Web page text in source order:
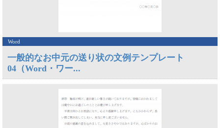
Word
一般的なお中元の送り状の文例テンプレート
04（Word・ワー...